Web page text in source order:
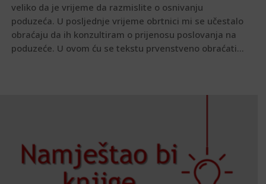
veliko da je vrijeme da razmislite o osnivanju
poduzeća. U posljednje vrijeme obrtnici mi se učestalo
obraćaju da ih konzultiram o prijenosu poslovanja na
poduzeće. U ovom ću se tekstu prvenstveno obraćati...